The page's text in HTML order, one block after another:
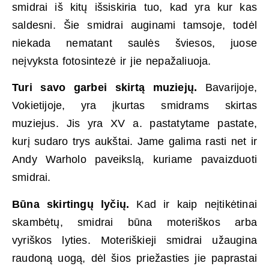
smidrai iš kitų išsiskiria tuo, kad yra kur kas
saldesni. Šie smidrai auginami tamsoje, todėl
niekada nematant saulės šviesos, juose
neįvyksta fotosintezė ir jie nepažaliuoja.
Turi savo garbei skirtą muziejų. Bavarijoje,
Vokietijoje, yra įkurtas smidrams skirtas
muziejus. Jis yra XV a. pastatytame pastate,
kurį sudaro trys aukštai. Jame galima rasti net ir
Andy Warholo paveikslą, kuriame pavaizduoti
smidrai.
Būna skirtingų lyčių. Kad ir kaip neįtikėtinai
skambėtų, smidrai būna moteriškos arba
vyriškos lyties. Moteriškieji smidrai užaugina
raudoną uogą, dėl šios priežasties jie paprastai